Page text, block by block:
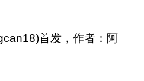
首发，作者：阿